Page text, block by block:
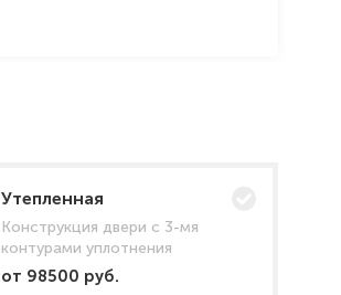
Утепленная
Конструкция двери с 3-мя
контурами уплотнения
от 98500 руб.